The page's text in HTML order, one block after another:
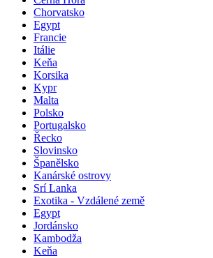
Chorvatsko
Egypt
Francie
Itálie
Keňa
Korsika
Kypr
Malta
Polsko
Portugalsko
Řecko
Slovinsko
Španělsko
Kanárské ostrovy
Srí Lanka
Exotika - Vzdálené země
Egypt
Jordánsko
Kambodža
Keňa